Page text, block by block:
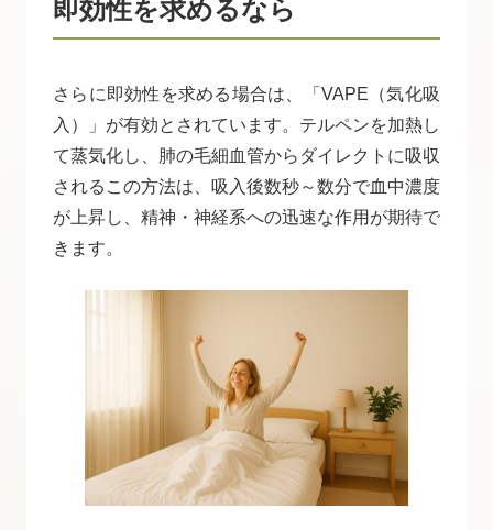
即効性を求めるなら
さらに即効性を求める場合は、「VAPE（気化吸
入）」が有効とされています。テルペンを加熱し
て蒸気化し、肺の毛細血管からダイレクトに吸収
されるこの方法は、吸入後数秒～数分で血中濃度
が上昇し、精神・神経系への迅速な作用が期待で
きます。